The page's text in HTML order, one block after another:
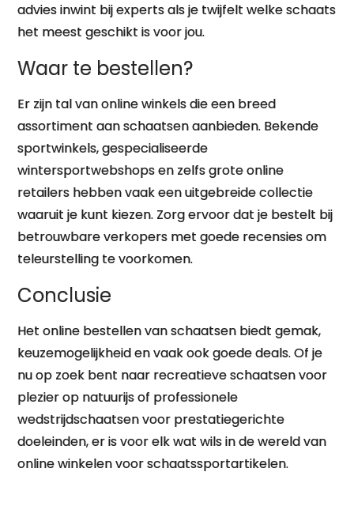
advies inwint bij experts als je twijfelt welke schaats
het meest geschikt is voor jou.
Waar te bestellen?
Er zijn tal van online winkels die een breed
assortiment aan schaatsen aanbieden. Bekende
sportwinkels, gespecialiseerde
wintersportwebshops en zelfs grote online
retailers hebben vaak een uitgebreide collectie
waaruit je kunt kiezen. Zorg ervoor dat je bestelt bij
betrouwbare verkopers met goede recensies om
teleurstelling te voorkomen.
Conclusie
Het online bestellen van schaatsen biedt gemak,
keuzemogelijkheid en vaak ook goede deals. Of je
nu op zoek bent naar recreatieve schaatsen voor
plezier op natuurijs of professionele
wedstrijdschaatsen voor prestatiegerichte
doeleinden, er is voor elk wat wils in de wereld van
online winkelen voor schaatssportartikelen.